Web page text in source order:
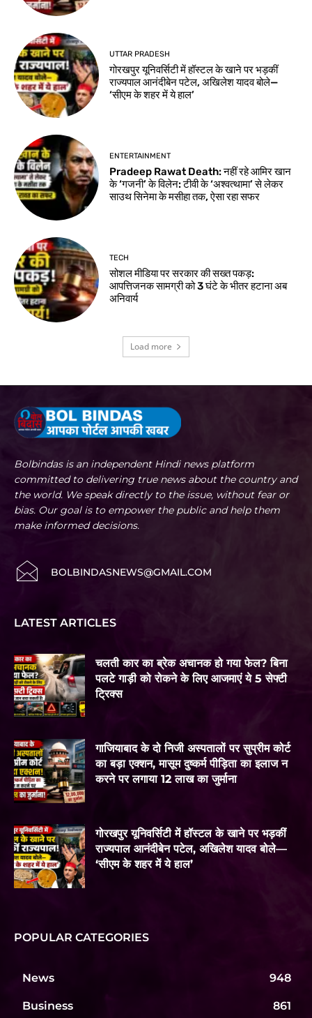
UTTAR PRADESH
गोरखपुर यूनिवर्सिटी में हॉस्टल के खाने पर भड़कीं
राज्यपाल आनंदीबेन पटेल, अखिलेश यादव बोले—
‘सीएम के शहर में ये हाल’
ENTERTAINMENT
Pradeep Rawat Death: नहीं रहे आमिर खान
के ‘गजनी’ के विलेन: टीवी के ‘अश्वत्थामा’ से लेकर
साउथ सिनेमा के मसीहा तक, ऐसा रहा सफर
TECH
सोशल मीडिया पर सरकार की सख्त पकड़:
आपत्तिजनक सामग्री को 3 घंटे के भीतर हटाना अब
अनिवार्य
Load more
Bolbindas is an independent Hindi news platform
committed to delivering true news about the country and
the world. We speak directly to the issue, without fear or
bias. Our goal is to empower the public and help them
make informed decisions.
BOLBINDASNEWS@GMAIL.COM
LATEST ARTICLES
चलती कार का ब्रेक अचानक हो गया फेल? बिना
पलटे गाड़ी को रोकने के लिए आजमाएं ये 5 सेफ्टी
ट्रिक्स
गाजियाबाद के दो निजी अस्पतालों पर सुप्रीम कोर्ट
का बड़ा एक्शन, मासूम दुष्कर्म पीड़िता का इलाज न
करने पर लगाया 12 लाख का जुर्माना
गोरखपुर यूनिवर्सिटी में हॉस्टल के खाने पर भड़कीं
राज्यपाल आनंदीबेन पटेल, अखिलेश यादव बोले—
‘सीएम के शहर में ये हाल’
POPULAR CATEGORIES
News 948
Business 861